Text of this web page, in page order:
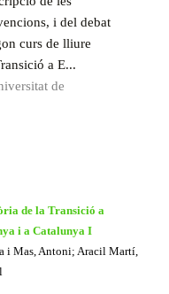
i del debat
curs de lliure
a E...
de
de la Transició a
i a Catalunya I
i Mas, Antoni; Aracil Martí,